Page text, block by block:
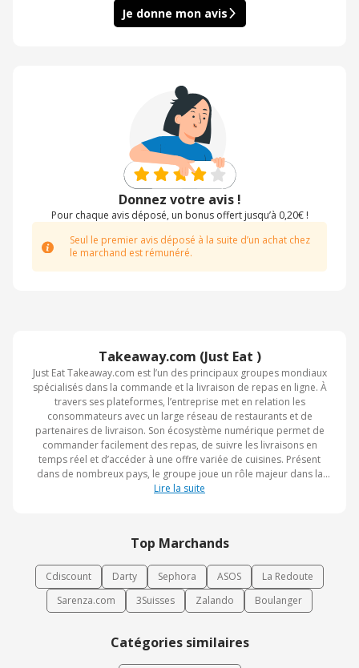
Takeaway.com (Just Eat )
Just Eat Takeaway.com est l’un des principaux groupes mondiaux
spécialisés dans la commande et la livraison de repas en ligne. À
travers ses plateformes, l’entreprise met en relation les
consommateurs avec un large réseau de restaurants et de
partenaires de livraison. Son écosystème numérique permet de
commander facilement des repas, de suivre les livraisons en
temps réel et d’accéder à une offre variée de cuisines. Présent
dans de nombreux pays, le groupe joue un rôle majeur dans la
transformation numérique du secteur de la restauration. Son
Lire la suite
Top Marchands
Cdiscount Darty Sephora ASOS
La Redoute
Sarenza.com
3Suisses Zalando Boulanger
Catégories similaires
Je donne mon avis
Donnez votre avis !
Pour chaque avis déposé, un bonus offert jusqu’à 0,20€ !
Seul le premier avis déposé à la suite d’un achat chez
le marchand est rémunéré.